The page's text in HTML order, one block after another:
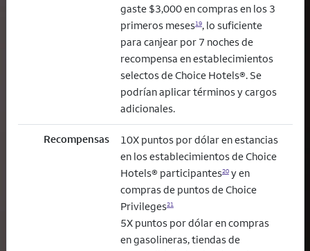
gaste $3,000 en compras en los 3
primeros meses19, lo suficiente
para canjear por 7 noches de
recompensa en establecimientos
selectos de Choice Hotels®. Se
podrían aplicar términos y cargos
adicionales.
Recompensas
10X puntos por dólar en estancias
en los establecimientos de Choice
Hotels® participantes20y en
compras de puntos de Choice
Privileges21
5X puntos por dólar en compras
en gasolineras, tiendas de